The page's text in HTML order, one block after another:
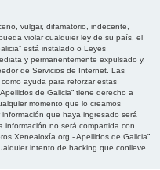
vulgar, difamatorio, indecente,
violar cualquier ley de su país, el
está instalado o Leyes
y permanentemente expulsado y,
de Servicios de Internet. Las
ayuda para reforzar estas
de Galicia” tiene derecho a
momento que lo creamos
que haya ingresado será
no será compartida con
Xenealoxía.org - Apellidos de Galicia”
intento de hacking que conlleve